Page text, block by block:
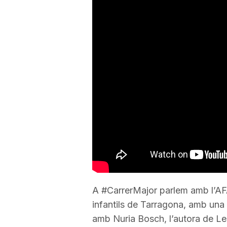
n
A #CarrerMajor parlem amb
infantils de Tarragona, amb
amb Nuria Bosch, l’autora de